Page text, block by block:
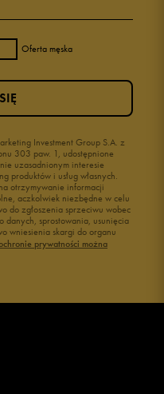
Oferta męska
Investment Group S.A. z
303 paw. 1, udostępnione
uzasadnionym interesie
produktów i usług własnych.
otrzymywanie informacji
aczkolwiek niezbędne w celu
do zgłoszenia sprzeciwu wobec
sprostowania, usunięcia
wniesienia skargi do organu
prywatności można